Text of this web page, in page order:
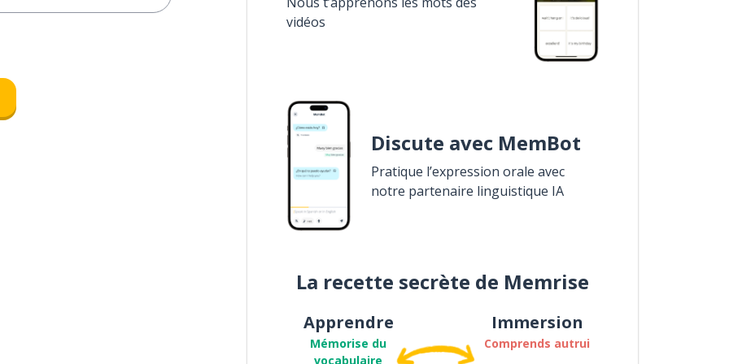
vidéos
Discute avec MemBot
Pratique l’expression orale avec
notre partenaire linguistique IA
La recette secrète de Memrise
Apprendre
Mémorise du
vocabulaire
Immersion
Comprends autrui